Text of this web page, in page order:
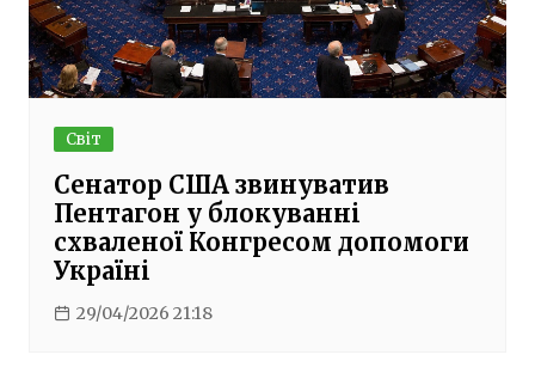
Світ
Сенатор США звинуватив
Пентагон у блокуванні
схваленої Конгресом допомоги
Україні
29/04/2026 21:18